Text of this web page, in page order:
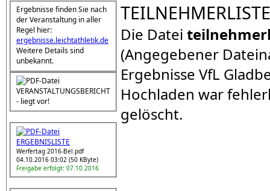
Ergebnisse finden Sie nach
der Veranstaltung in aller
Regel hier:
ergebnisse.leichtathletik.de
Weitere Details sind
unbekannt.
VERANSTALTUNGSBERICHT
- liegt vor!
ERGEBNISLISTE
Werfertag 2016-Bel.pdf
04.10.2016 03:02 (50 KByte)
Freigabe erfolgt: 07.10.2016
TEILNEHMERLISTE
Die Datei
(Angegebener
Ergebnisse VfL
Hochladen war
gelöscht.